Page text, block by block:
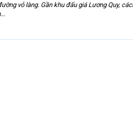
vỏ làng. Gần khu đấu giá Lương Quy,